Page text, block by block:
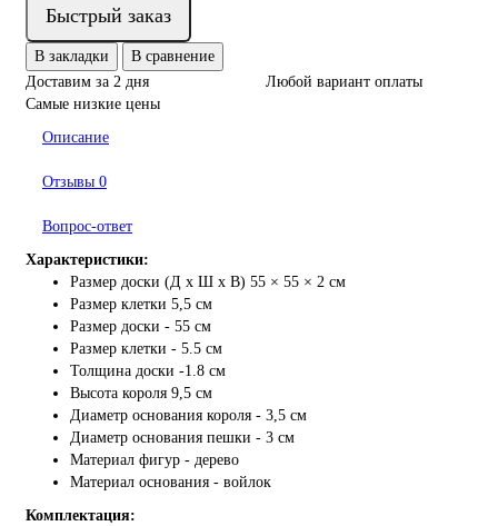
Быстрый заказ
В закладки
В сравнение
Доставим за 2 дня
Любой вариант оплаты
Самые низкие цены
Описание
Отзывы 0
Вопрос-ответ
Характеристики:
Размер доски (Д x Ш x В) 55 × 55 × 2 см
Размер клетки 5,5 см
Размер доски - 55 см
Размер клетки - 5.5 см
Толщина доски -1.8 см
Высота короля 9,5 см
Диаметр основания короля - 3,5 см
Диаметр основания пешки - 3 см
Материал фигур - дерево
Материал основания - войлок
Комплектация: